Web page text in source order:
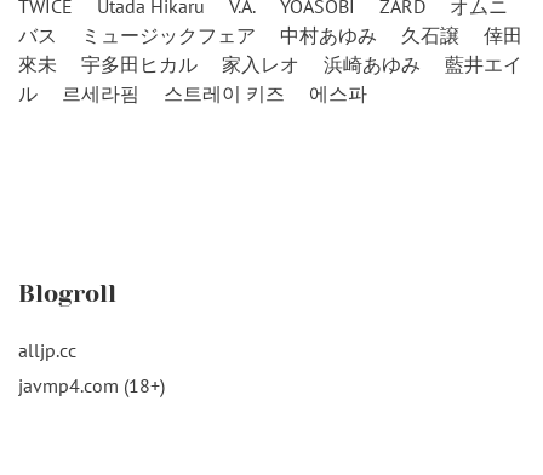
TWICE
Utada Hikaru V.A. YOASOBI ZARD
オムニ
バス
ミュージックフェア 中村あゆみ 久石譲
倖田
來未
宇多田ヒカル 家入レオ 浜崎あゆみ
藍井エイ
ル
르세라핌 스트레이 키즈 에스파
Blogroll
alljp.cc
javmp4.com (18+)